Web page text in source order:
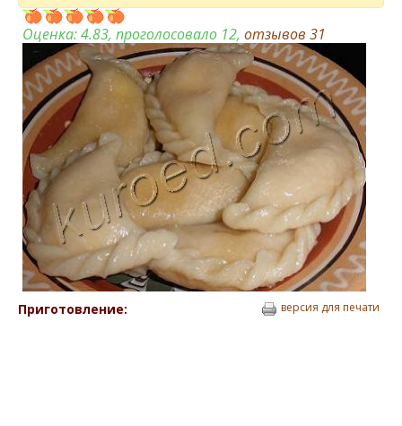
Оценка:4.83, проголосовало 12, отзывов 31
Приготовление: версия для печати